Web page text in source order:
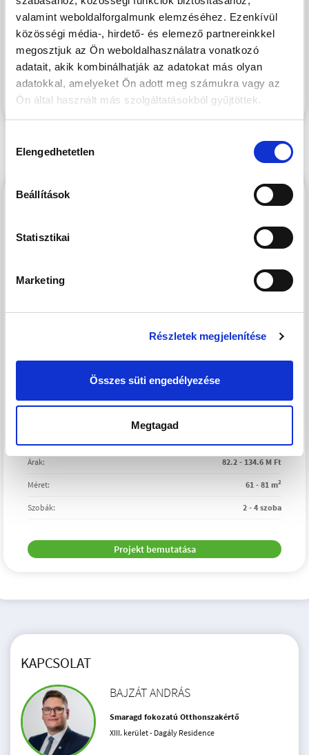
valamint weboldalforgalmunk elemzéséhez. Ezenkívül
közösségi média-, hirdető- és elemező partnereinkkel
megosztjuk az Ön weboldalhasználatra vonatkozó
adatait, akik kombinálhatják az adatokat más olyan
adatokkal, amelyeket Ön adott meg számukra vagy az
Ön által használt más szolgáltatásokból gyűjtöttek.
kiválasztása
Elengedhetetlen
Beállítások
Statisztikai
Marketing
Részletek megjelenítése
Összes süti engedélyezése
Megtagad
felszerelve. A projekt ideális választás saját otthonnak és
befektetésnek egyaránt. A műszaki átadás várható
időpontja: 2027 június.
Keressen minket bizalommal!
CORNER31
Árak: 82.2 - 134.6 M Ft
Méret: 61 - 81 m2
Szobák: 2 - 4 szoba
Projekt bemutatása
KAPCSOLAT
BAJZÁT ANDRÁS
Smaragd fokozatú Otthonszakértő
XIII. kerület - Dagály Residence